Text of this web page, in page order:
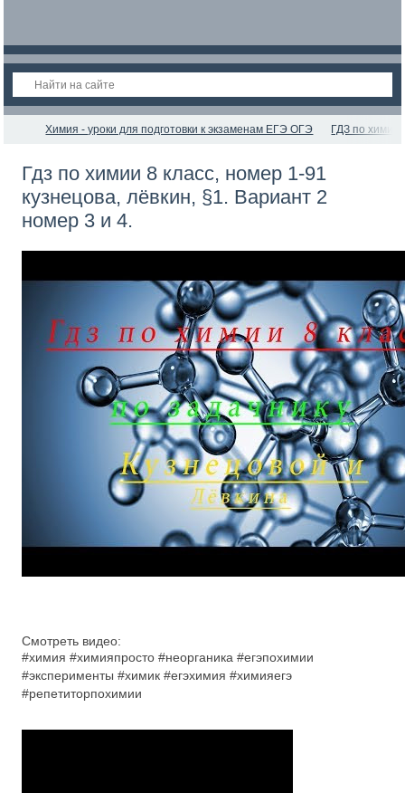
Химия - уроки для подготовки к экзаменам ЕГЭ ОГЭ ГДЗ по химии
Гдз по химии 8 класс, номер 1-91
кузнецова, лёвкин, §1. Вариант 2
номер 3 и 4.
Смотреть видео:
#химия #химияпросто #неорганика #егэпохимии
#эксперименты #химик #егэхимия #химияегэ
#репетиторпохимии